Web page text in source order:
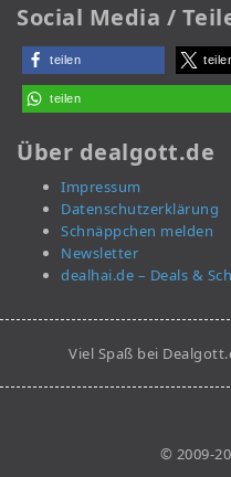
Social Media /
teilen
teilen
Über dealgott.de
Impressum
Datenschutzerklärung
Schnäppchen melden
Newsletter
dealhai.de – Deals &
Viel Spaß bei
© 2009-